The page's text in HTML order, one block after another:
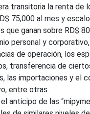
transitoria la renta de
75,000 al mes y
que ganan sobre RD$
personal y
de operación, los
transferencia de
las importaciones y el
entre otras.
el anticipo de las